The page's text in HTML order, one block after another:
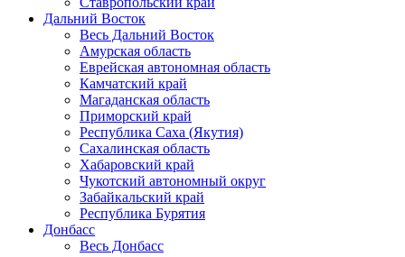
Дальний Восток
Весь Дальний Восток
Амурская область
Еврейская автономная область
Камчатский край
Магаданская область
Приморский край
Республика Саха (Якутия)
Сахалинская область
Хабаровский край
Чукотский автономный округ
Забайкальский край
Республика Бурятия
Донбасс
Весь Донбасс